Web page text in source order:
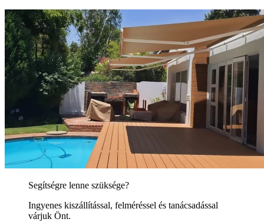
Segítségre lenne szüksége?
Ingyenes kiszállítással, felméréssel és tanácsadással
várjuk Önt.